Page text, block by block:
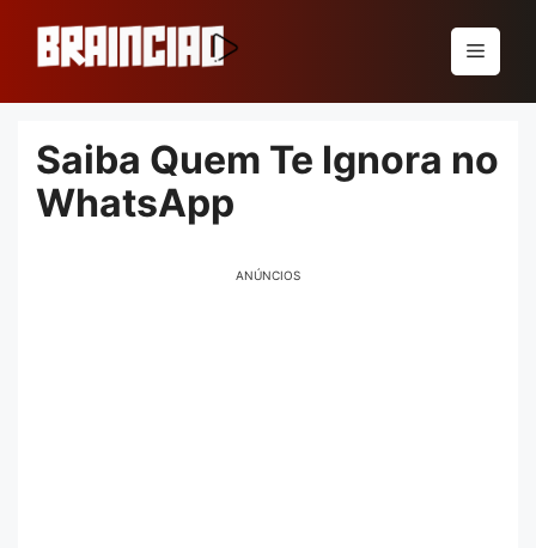
conteúdo
Menu
Saiba Quem Te Ignora no
WhatsApp
ANÚNCIOS